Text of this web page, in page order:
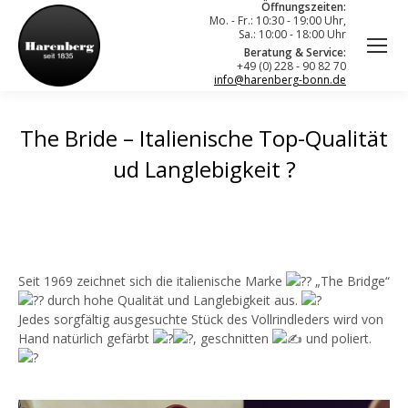
Öffnungszeiten:
Mo. - Fr.: 10:30 - 19:00 Uhr,
Sa.: 10:00 - 18:00 Uhr
Beratung & Service:
+49 (0) 228 - 90 82 70
info@harenberg-bonn.de
The Bride – Italienische Top-Qualität
ud Langlebigkeit ?
Seit 1969 zeichnet sich die italienische Marke
„The Bridge“
durch hohe Qualität und Langlebigkeit aus.
Jedes sorgfältig ausgesuchte Stück des Vollrindleders wird von
Hand natürlich gefärbt
, geschnitten und poliert.